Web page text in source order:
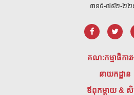
៣១៥-៧៩២-២២
គណៈកម្មាធិការ
នាយកដ្ឋាន
ឪពុកម្តាយ &